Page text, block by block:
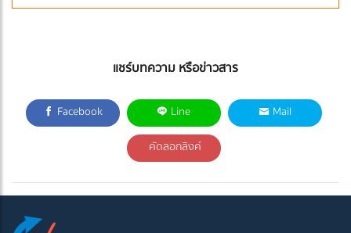
แชร์บทความ หรือข่าวสาร
Facebook Line Mail
คัดลอกลิงค์